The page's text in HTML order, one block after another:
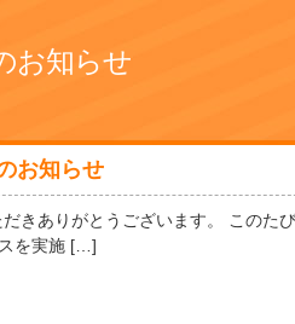
お知らせ
お知らせ
きありがとうございます。 このた
を実施 […]